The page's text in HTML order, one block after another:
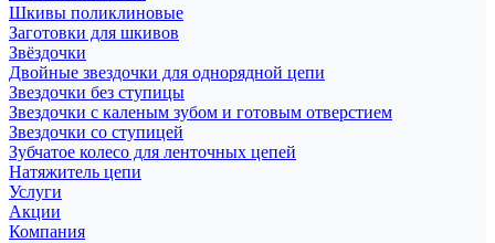
Шкивы поликлиновые
Заготовки для шкивов
Звёздочки
Двойные звездочки для однорядной цепи
Звездочки без ступицы
Звездочки с каленым зубом и готовым отверстием
Звездочки со ступицей
Зубчатое колесо для ленточных цепей
Натяжитель цепи
Услуги
Акции
Компания